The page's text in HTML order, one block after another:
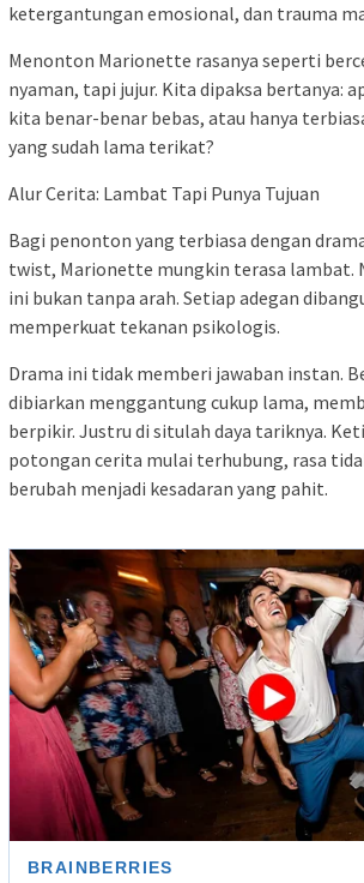
ketergantungan emosional, dan trauma
Menonton Marionette rasanya seperti
nyaman, tapi jujur. Kita dipaksa bertanya:
kita benar-benar bebas, atau hanya
yang sudah lama terikat?
Alur Cerita: Lambat Tapi Punya Tujuan
Bagi penonton yang terbiasa dengan
twist, Marionette mungkin terasa lambat.
ini bukan tanpa arah. Setiap adegan
memperkuat tekanan psikologis.
Drama ini tidak memberi jawaban instan.
dibiarkan menggantung cukup lama,
berpikir. Justru di situlah daya tariknya.
potongan cerita mulai terhubung, rasa
berubah menjadi kesadaran yang pahit.